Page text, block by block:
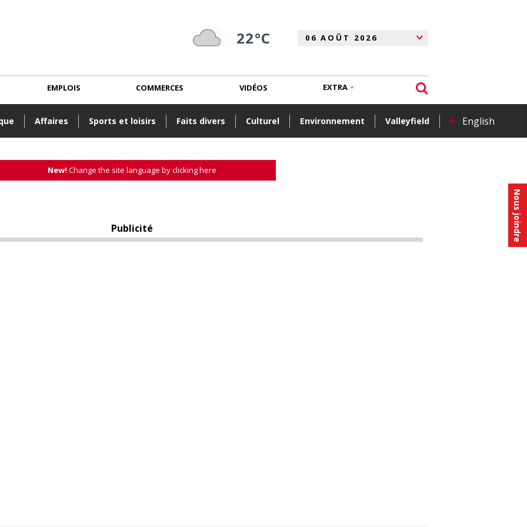
Nous joindre
22°C
Affaires Sports et loisirs Faits divers Culturel Environnement Valleyfield + English
EMPLOIS COMMERCES VIDÉOS EXTRA
New! Change the site language by clicking here
Publicité